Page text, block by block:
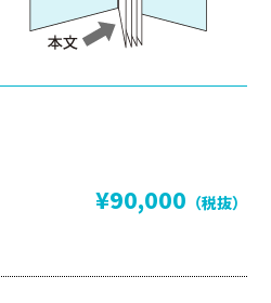
¥90,000 （税抜）